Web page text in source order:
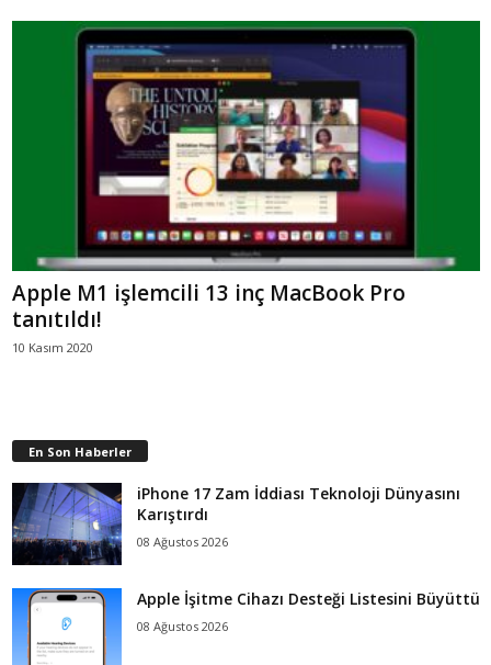
Apple M1 işlemcili 13 inç MacBook Pro
tanıtıldı!
10 Kasım 2020
En Son Haberler
iPhone 17 Zam İddiası Teknoloji Dünyasını
Karıştırdı
08 Ağustos 2026
Apple İşitme Cihazı Desteği Listesini Büyüttü
08 Ağustos 2026